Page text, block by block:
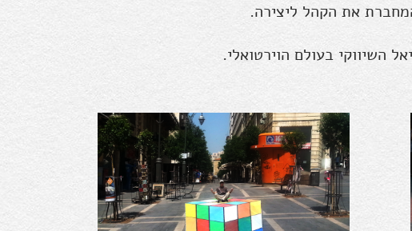
את הקהל ליצירה.
השיווקי בעולם הוירטואלי.